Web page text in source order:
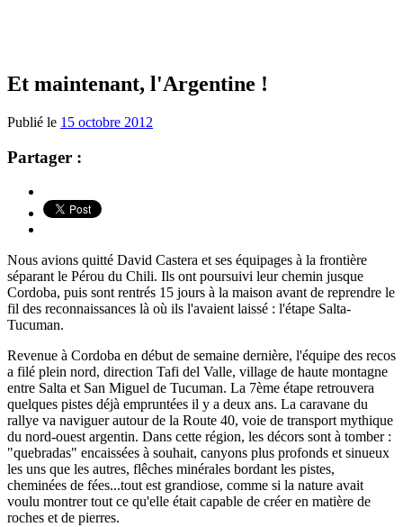
Et maintenant, l'Argentine !
Publié le 15 octobre 2012
Partager :
Nous avions quitté David Castera et ses équipages à la frontière
séparant le Pérou du Chili. Ils ont poursuivi leur chemin jusque
Cordoba, puis sont rentrés 15 jours à la maison avant de reprendre le
fil des reconnaissances là où ils l'avaient laissé : l'étape Salta-
Tucuman.
Revenue à Cordoba en début de semaine dernière, l'équipe des recos
a filé plein nord, direction Tafi del Valle, village de haute montagne
entre Salta et San Miguel de Tucuman. La 7ème étape retrouvera
quelques pistes déjà empruntées il y a deux ans. La caravane du
rallye va naviguer autour de la Route 40, voie de transport mythique
du nord-ouest argentin. Dans cette région, les décors sont à tomber :
"quebradas" encaissées à souhait, canyons plus profonds et sinueux
les uns que les autres, flêches minérales bordant les pistes,
cheminées de fées...tout est grandiose, comme si la nature avait
voulu montrer tout ce qu'elle était capable de créer en matière de
roches et de pierres.